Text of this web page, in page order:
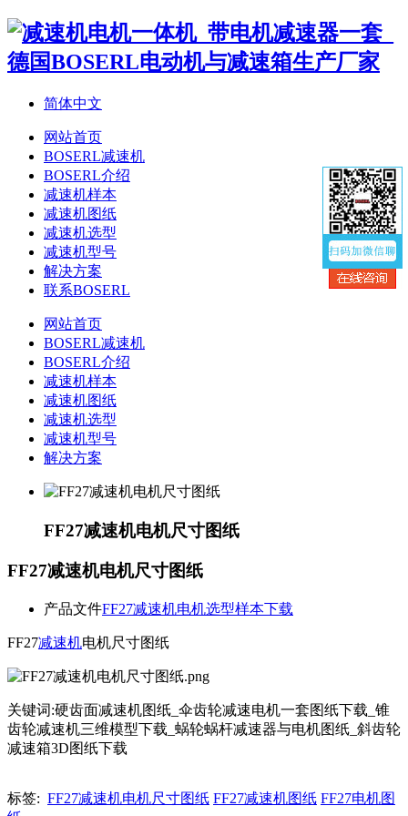
简体中文
网站首页
BOSERL减速机
BOSERL介绍
减速机样本
减速机图纸
减速机选型
减速机型号
解决方案
联系BOSERL
网站首页
BOSERL减速机
BOSERL介绍
减速机样本
减速机图纸
减速机选型
减速机型号
解决方案
FF27减速机电机尺寸图纸
FF27减速机电机尺寸图纸
产品文件FF27减速机电机选型样本下载
FF27减速机电机尺寸图纸
关键词:硬齿面减速机图纸_伞齿轮减速电机一套图纸下载_锥
齿轮减速机三维模型下载_蜗轮蜗杆减速器与电机图纸_斜齿轮
减速箱3D图纸下载
标签: FF27减速机电机尺寸图纸 FF27减速机图纸 FF27电机图